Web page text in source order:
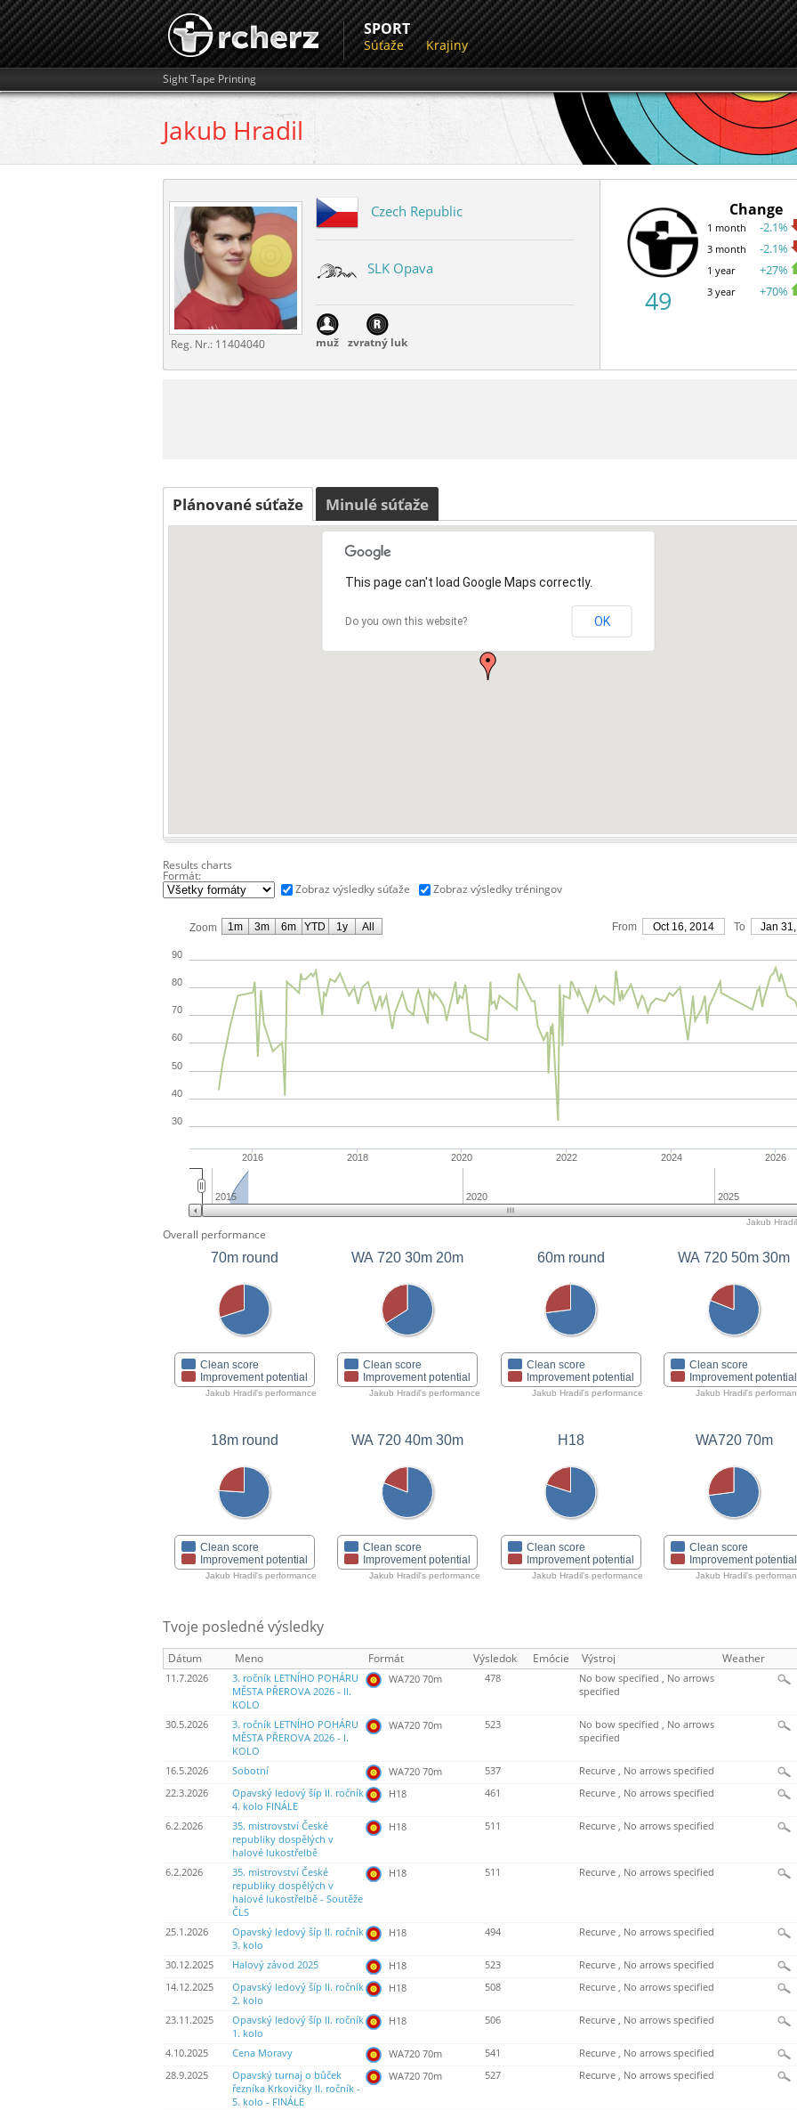
SPORT
Súťaže Krajiny
Sight Tape Printing
Jakub Hradil
Reg. Nr.: 11404040
Czech Republic
SLK Opava
muž zvratný luk
49
Change
1 month
3 month
1 year
3 year
-2.1%
-2.1%
+27%
+70%
Plánované súťaže Minulé súťaže
This page can't load Google Maps correctly.
Do you own this website? OK
Results charts
Formát:
Zobraz výsledky súťaže
Zobraz výsledky tréningov
Zoom From Oct 16, 2014 To Jan
2016 2018 2020 2022 2024 2026
30
40
50
60
70
80
90
2015 2020 2025
1m 3m 6m YTD 1y All
Jakub
Overall performance
70m round
Clean score
Improvement potential
Jakub Hradil's performance
WA 720 30m 20m
Clean score
Improvement potential
Jakub Hradil's performance
60m round
Clean score
Improvement potential
Jakub Hradil's performance
WA 720 50m 30m
Clean score
Improvement potential
Jakub Hradil's
18m round
Clean score
Improvement potential
Jakub Hradil's performance
WA 720 40m 30m
Clean score
Improvement potential
Jakub Hradil's performance
H18
Clean score
Improvement potential
Jakub Hradil's performance
WA720 70m
Clean score
Improvement potential
Jakub Hradil's
Tvoje posledné výsledky
Dátum Meno Formát Výsledok Emócie Výstroj Weather
11.7.2026
3. ročník LETNÍHO POHÁRU
MĚSTA PŘEROVA 2026 - II.
KOLO
WA720 70m 478
No bow specified , No arrows
specified
30.5.2026
3. ročník LETNÍHO POHÁRU
MĚSTA PŘEROVA 2026 - I.
KOLO
WA720 70m 523
No bow specified , No arrows
specified
16.5.2026 Sobotní WA720 70m 537
Recurve , No arrows specified
22.3.2026
Opavský ledový šíp II. ročník
4. kolo FINÁLE
H18 461 Recurve , No arrows specified
6.2.2026
35. mistrovství České
republiky dospělých v
halové lukostřelbě
H18 511 Recurve , No arrows specified
6.2.2026
35. mistrovství České
republiky dospělých v
halové lukostřelbě - Soutěže
ČLS
H18 511 Recurve , No arrows specified
25.1.2026
Opavský ledový šíp II. ročník
3. kolo
H18 494 Recurve , No arrows specified
30.12.2025 Halový závod 2025 H18 523
Recurve , No arrows specified
14.12.2025
Opavský ledový šíp II. ročník
2. kolo
H18 508 Recurve , No arrows specified
23.11.2025
Opavský ledový šíp II. ročník
1. kolo
H18 506 Recurve , No arrows specified
4.10.2025 Cena Moravy WA720 70m 541
Recurve , No arrows specified
28.9.2025
Opavský turnaj o bůček
řezníka Krkovičky II. ročník -
5. kolo - FINÁLE
WA720 70m 527 Recurve , No arrows specified